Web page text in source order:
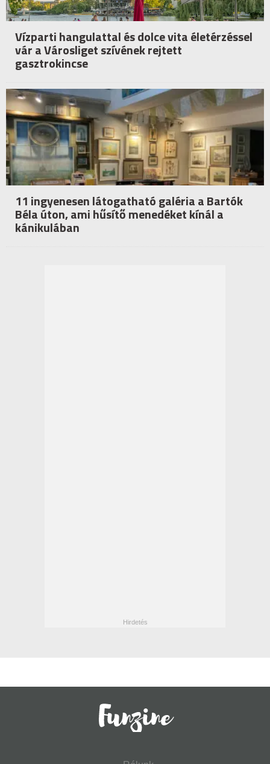
Vízparti hangulattal és dolce vita életérzéssel
vár a Városliget szívének rejtett
gasztrokincse
11 ingyenesen látogatható galéria a Bartók
Béla úton, ami hűsítő menedéket kínál a
kánikulában